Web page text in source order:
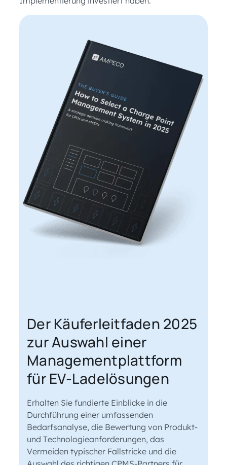
Der Käuferleitfaden 2025
zur Auswahl einer
Managementplattform
für EV-Ladelösungen
Erhalten Sie fundierte Einblicke in die
Durchführung einer umfassenden
Bedarfsanalyse, die Bewertung von Produkt-
und Technologieanforderungen, das
Vermeiden typischer Fallstricke und die